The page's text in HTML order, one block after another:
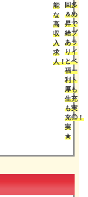
能
な
高
収
入
求
人！
回
＆
昇
給
あ
り
と
福
利
厚
生
も
充
実
★
多
め
で
プ
ラ
イ
ベ
ー
ト
も
充
実
◎！